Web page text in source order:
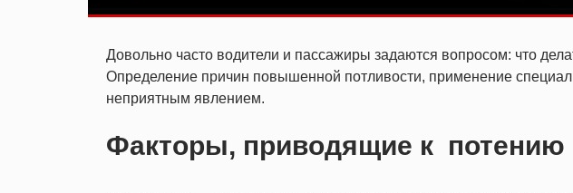
Довольно часто водители и пассажиры задаются вопросом: что
Определение причин повышенной потливости, применение
неприятным явлением.
Факторы, приводящие к потению